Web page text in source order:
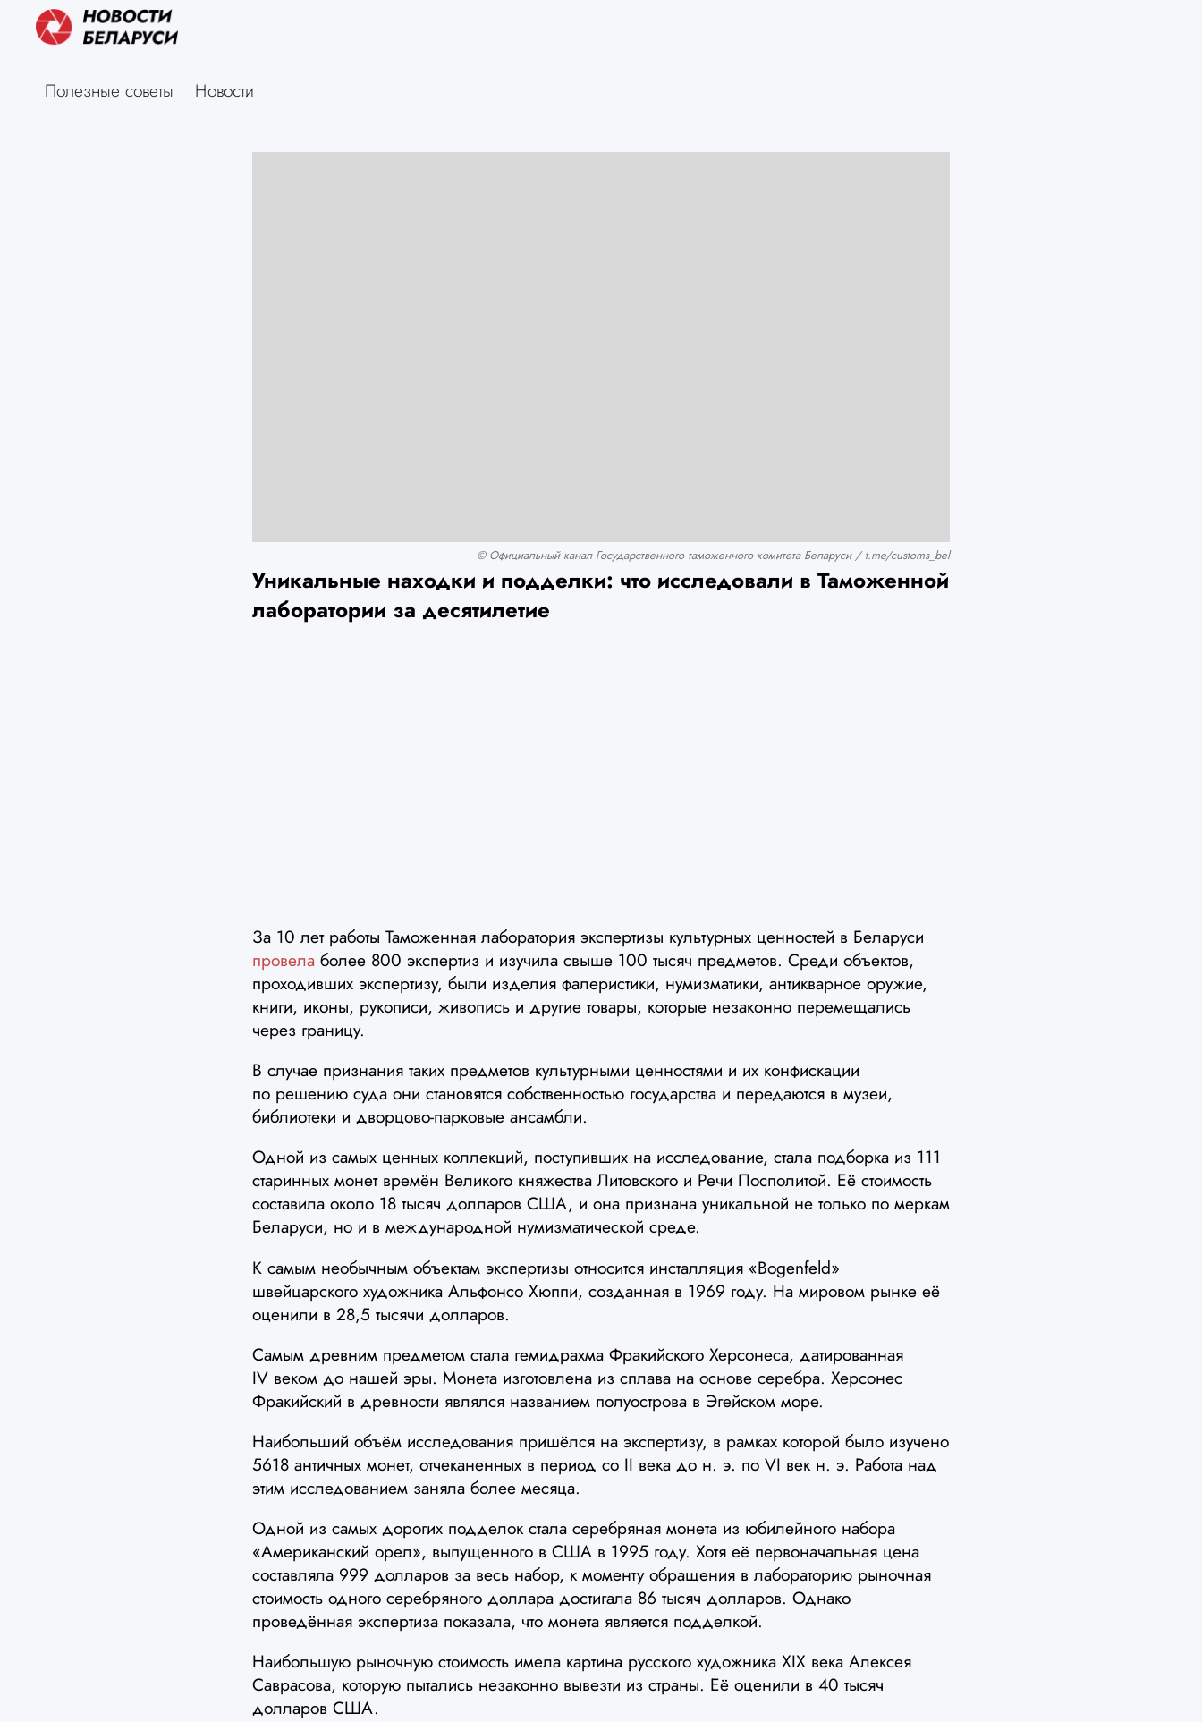
Полезные советы Новости
© Официальный канал Государственного таможенного комитета Беларуси / t.me/customs_bel
Уникальные находки и подделки: что исследовали в Таможенной
лаборатории за десятилетие
За 10 лет работы Таможенная лаборатория экспертизы культурных ценностей в Беларуси
провела более 800 экспертиз и изучила свыше 100 тысяч предметов. Среди объектов,
проходивших экспертизу, были изделия фалеристики, нумизматики, антикварное оружие,
книги, иконы, рукописи, живопись и другие товары, которые незаконно перемещались
через границу.
В случае признания таких предметов культурными ценностями и их конфискации
по решению суда они становятся собственностью государства и передаются в музеи,
библиотеки и дворцово-парковые ансамбли.
Одной из самых ценных коллекций, поступивших на исследование, стала подборка из 111
старинных монет времён Великого княжества Литовского и Речи Посполитой. Её стоимость
составила около 18 тысяч долларов США, и она признана уникальной не только по меркам
Беларуси, но и в международной нумизматической среде.
К самым необычным объектам экспертизы относится инсталляция «Bogenfeld»
швейцарского художника Альфонсо Хюппи, созданная в 1969 году. На мировом рынке её
оценили в 28,5 тысячи долларов.
Самым древним предметом стала гемидрахма Фракийского Херсонеса, датированная
IV веком до нашей эры. Монета изготовлена из сплава на основе серебра. Херсонес
Фракийский в древности являлся названием полуострова в Эгейском море.
Наибольший объём исследования пришёлся на экспертизу, в рамках которой было изучено
5618 античных монет, отчеканенных в период со II века до н. э. по VI век н. э. Работа над
этим исследованием заняла более месяца.
Одной из самых дорогих подделок стала серебряная монета из юбилейного набора
«Американский орел», выпущенного в США в 1995 году. Хотя её первоначальная цена
составляла 999 долларов за весь набор, к моменту обращения в лабораторию рыночная
стоимость одного серебряного доллара достигала 86 тысяч долларов. Однако
проведённая экспертиза показала, что монета является подделкой.
Наибольшую рыночную стоимость имела картина русского художника XIX века Алексея
Саврасова, которую пытались незаконно вывезти из страны. Её оценили в 40 тысяч
долларов США.